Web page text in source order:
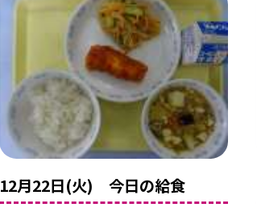
12月22日(火) 今日の給食